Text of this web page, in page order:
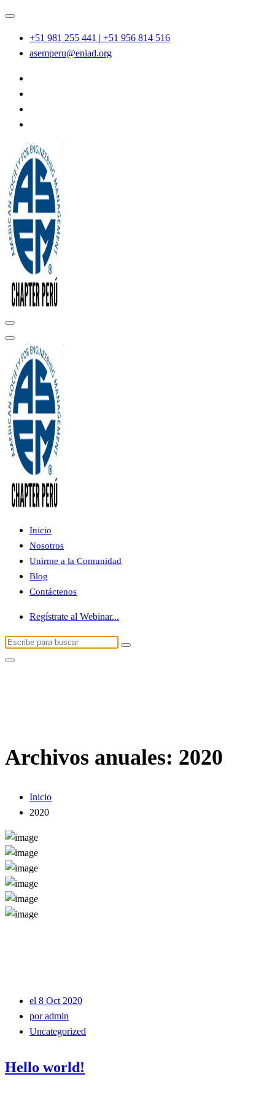
Saltar
contenido+51 981 255 441 | +51 956 814 516
asemperu@eniad.org
Inicio
Nosotros
Unirme a la Comunidad
Blog
Contáctenos
Regístrate al Webinar...
Buscar:
Archivos anuales: 2020
Inicio
2020
el 8 Oct 2020
por admin
Uncategorized
Hello world!